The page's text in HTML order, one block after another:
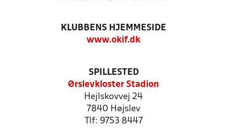
KLUBBENS HJEMMESIDE
www.okif.dk
SPILLESTED
Ørslevkloster Stadion
Hejlskovvej 24
7840 Højslev
Tlf: 9753 8447